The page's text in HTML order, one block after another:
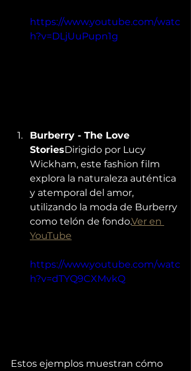
https://www.youtube.com/watc
h?v=DLjUuPupn1g
Burberry - The Love
StoriesDirigido por Lucy
Wickham, este fashion film
explora la naturaleza auténtica
y atemporal del amor,
utilizando la moda de Burberry
como telón de fondo.Ver en
YouTube
https://www.youtube.com/watc
h?v=dTYQ9CXMvkQ
Estos ejemplos muestran cómo